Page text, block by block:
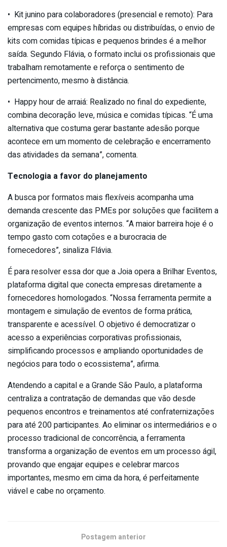
• Kit junino para colaboradores (presencial e remoto): Para
empresas com equipes híbridas ou distribuídas, o envio de
kits com comidas típicas e pequenos brindes é a melhor
saída. Segundo Flávia, o formato inclui os profissionais que
trabalham remotamente e reforça o sentimento de
pertencimento, mesmo à distância.
• Happy hour de arraiá: Realizado no final do expediente,
combina decoração leve, música e comidas típicas. “É uma
alternativa que costuma gerar bastante adesão porque
acontece em um momento de celebração e encerramento
das atividades da semana”, comenta.
Tecnologia a favor do planejamento
A busca por formatos mais flexíveis acompanha uma
demanda crescente das PMEs por soluções que facilitem a
organização de eventos internos. “A maior barreira hoje é o
tempo gasto com cotações e a burocracia de
fornecedores”, sinaliza Flávia.
É para resolver essa dor que a Joia opera a Brilhar Eventos,
plataforma digital que conecta empresas diretamente a
fornecedores homologados. “Nossa ferramenta permite a
montagem e simulação de eventos de forma prática,
transparente e acessível. O objetivo é democratizar o
acesso a experiências corporativas profissionais,
simplificando processos e ampliando oportunidades de
negócios para todo o ecossistema”, afirma.
Atendendo a capital e a Grande São Paulo, a plataforma
centraliza a contratação de demandas que vão desde
pequenos encontros e treinamentos até confraternizações
para até 200 participantes. Ao eliminar os intermediários e o
processo tradicional de concorrência, a ferramenta
transforma a organização de eventos em um processo ágil,
provando que engajar equipes e celebrar marcos
importantes, mesmo em cima da hora, é perfeitamente
viável e cabe no orçamento.
Postagem anterior